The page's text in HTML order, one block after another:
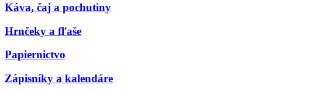
Káva, čaj a pochutiny
Hrnčeky a fľaše
Papiernictvo
Zápisníky a kalendáre